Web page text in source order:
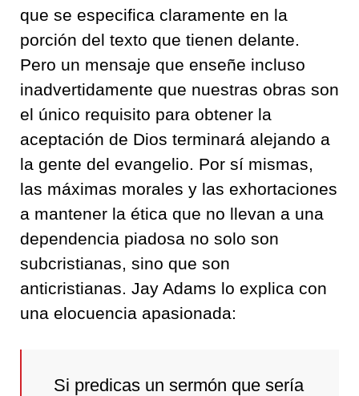
que se especifica claramente en la
porción del texto que tienen delante.
Pero un mensaje que enseñe incluso
inadvertidamente que nuestras obras son
el único requisito para obtener la
aceptación de Dios terminará alejando a
la gente del evangelio. Por sí mismas,
las máximas morales y las exhortaciones
a mantener la ética que no llevan a una
dependencia piadosa no solo son
subcristianas, sino que son
anticristianas. Jay Adams lo explica con
una elocuencia apasionada:
Si predicas un sermón que sería